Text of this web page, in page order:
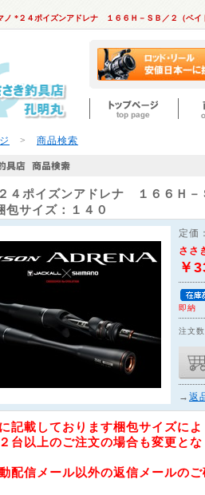
ノ *２４ポイズンアドレナ １６６Ｈ－ＳＢ／２（ベイ
> 商品検索
４ポイズンアドレナ １６６Ｈ－
包サイズ：１４０
定価
ささ
￥
即納
注文
→ 返
記載しております梱包サイズに
２台以上のご注文の場合も変更と
配信メール以外の返信メールの